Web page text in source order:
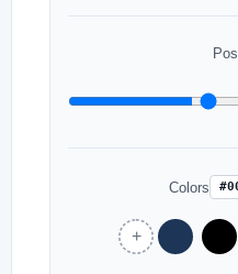
Colors